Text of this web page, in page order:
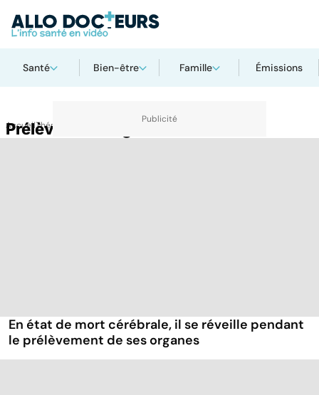
Santé Bien-être Famille Émissions
AccueilThématiques
Prélèvement organe
En état de mort cérébrale, il se réveille pendant
le prélèvement de ses organes